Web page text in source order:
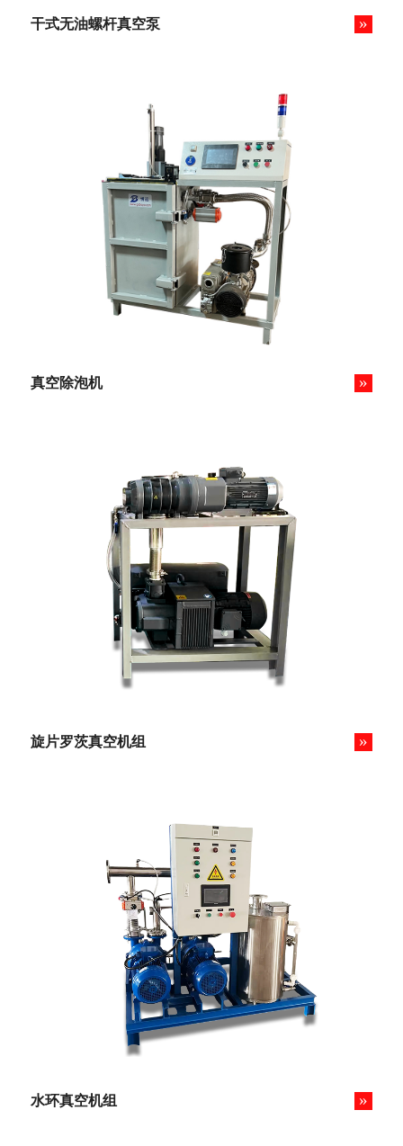
干式无油螺杆真空泵 »
真空除泡机 »
旋片罗茨真空机组 »
水环真空机组 »